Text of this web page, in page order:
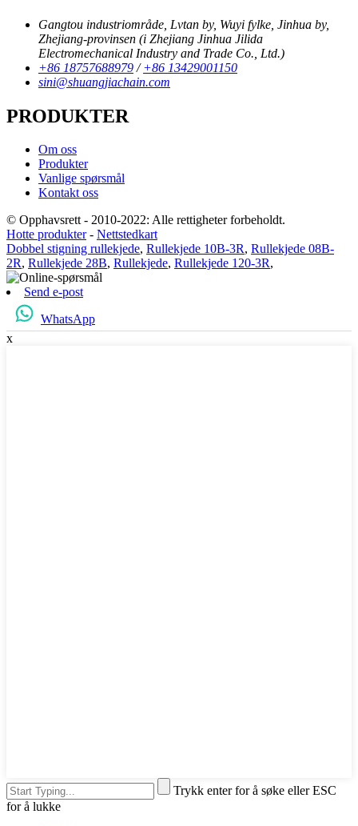
Gangtou industriområde, Lvtan by, Wuyi fylke, Jinhua by,
Zhejiang-provinsen (i Zhejiang Jinhua Jilida
Electromechanical Industry and Trade Co., Ltd.)
+86 18757688979 /+86 13429001150
sini@shuangjiachain.com
PRODUKTER
Om oss
Produkter
Vanlige spørsmål
Kontakt oss
© Opphavsrett - 2010-2022: Alle rettigheter forbeholdt.
Hotte produkter- Nettstedkart
Dobbel stigning rullekjede, Rullekjede 10B-3R, Rullekjede 08B-
2R, Rullekjede 28B, Rullekjede, Rullekjede 120-3R,
Send e-post
WhatsApp
x
Trykk enter for å søke eller ESC
for å lukke